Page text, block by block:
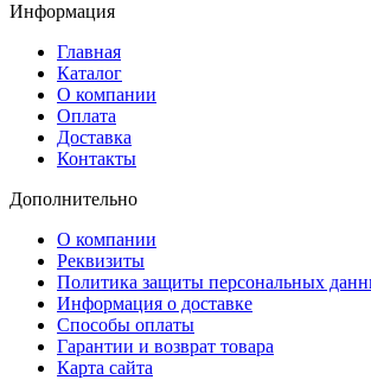
Информация
Главная
Каталог
О компании
Оплата
Доставка
Контакты
Дополнительно
О компании
Реквизиты
Политика защиты персональных
Информация о доставке
Способы оплаты
Гарантии и возврат товара
Карта сайта